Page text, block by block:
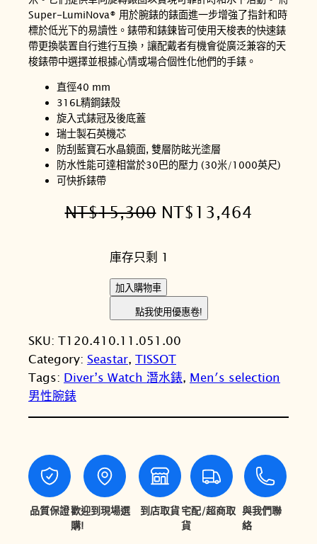
Super-LumiNova® 用於腕錶的錶面進一步增強了指針和時
標於低光下的易讀性。錶帶和錶鍊皆可使用天梭表的快速錶
帶更換裝置自行進行互換，讓配戴者有機會從廣泛兼容的天
梭錶帶中選擇並根據心情或場合個性化他們的手錶。
直徑40 mm
316L精鋼錶殼
旋入式錶冠及後底蓋
瑞士製石英機芯
防刮藍寶石水晶鏡面, 雙層防眩光塗層
防水性能可達相當於30巴的壓力 (30米/1000英尺)
可快拆錶帶
NT$15,300 原
價
格
：
N
T
$
,
3
0
NT$ 13,464
$
,
4
6
4
庫存只剩 1
T
S
S
O
T
梭
e
a
t
加入購物車
點我使用優惠卷!
SKU: T120.410.11.051.00
Category: Seastar, TISSOT
Tags: Diver’s Watch 潛水錶, Men′s selection
男性腕錶
品質保證歡迎到現場選
購!
到店取貨宅配/超商取
貨
與我們聯
絡